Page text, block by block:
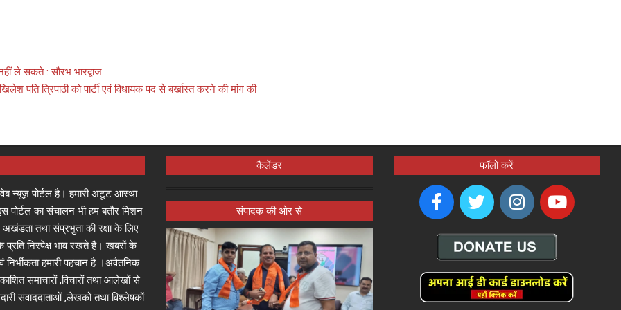
ले सकते : सौरभ भारद्वाज
त्रिपाठी को पार्टी एवं विधायक पद से बर्खास्त करने की मांग की
वेब न्यूज़ पोर्टल है। हमारी अटूट आस्था
पोर्टल का संचालन भी हम बतौर मिशन
तथा संप्रभुता की रक्षा के लिए
प्रति निरपेक्ष भाव रखते हैं। ख़बरों के
निर्भीकता हमारी पहचान है ।अवैतनिक
समाचारों ,विचारों तथा आलेखों से
संवाददाताओं ,लेखकों तथा विश्लेषकों
कैलेंडर
संपादक की ओर से
फॉलो करें